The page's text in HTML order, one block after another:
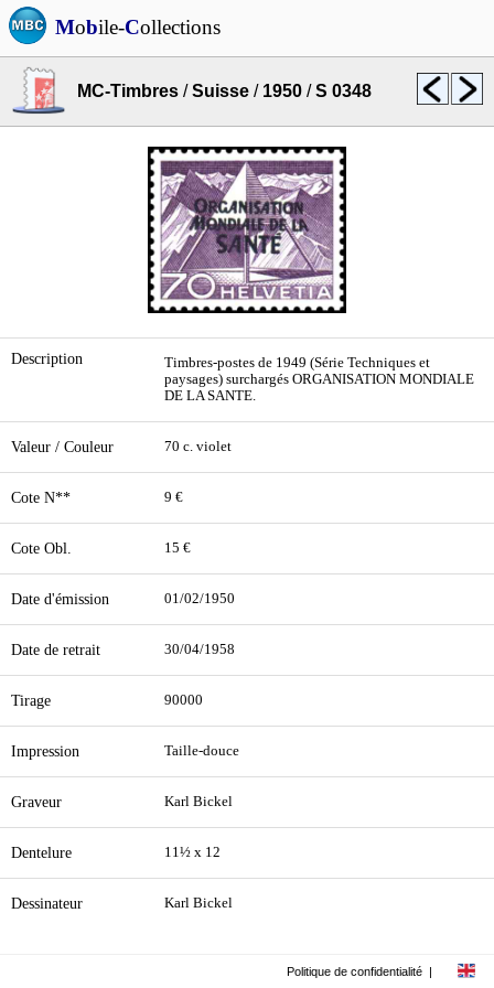
Mobile-Collections
MC-Timbres /Suisse / 1950 /S 0348
Description
Timbres-postes de 1949 (Série Techniques et
paysages) surchargés ORGANISATION MONDIALE
DE LA SANTE.
Valeur / Couleur 70 c. violet
Cote N** 9 €
Cote Obl. 15 €
Date d'émission 01/02/1950
Date de retrait 30/04/1958
Tirage 90000
Impression Taille-douce
Graveur Karl Bickel
Dentelure 11½ x 12
Dessinateur Karl Bickel
Politique de confidentialité |